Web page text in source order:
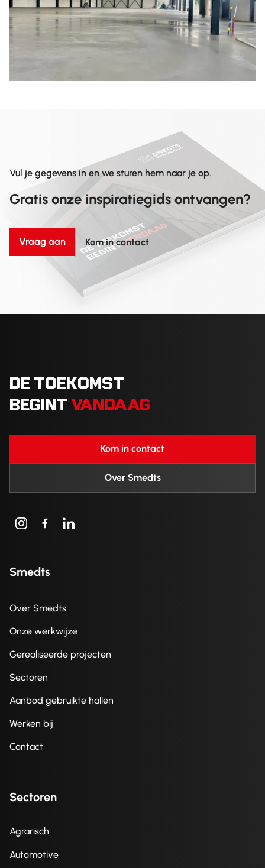
Vul je gegevens in en we sturen hem naar je op.
Gratis onze inspiratiegids ontvangen?
Vraag aan Kom in contact
DE TOEKOMST
BEGINT VANDAAG
Kom in contact
Over Smedts
Smedts
Over Smedts
Onze werkwijze
Gerealiseerde projecten
Sectoren
Aanbod gebruikte hallen
Werken bij
Contact
Sectoren
Agrarisch
Automotive